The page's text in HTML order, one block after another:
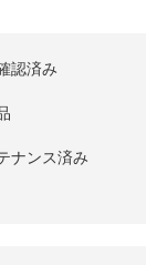
認済み
ナンス済み